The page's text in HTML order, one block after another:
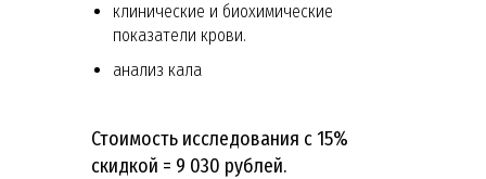
клинические и биохимические
показатели крови.
анализ кала
Стоимость исследования с 15%
скидкой = 9 030 рублей.